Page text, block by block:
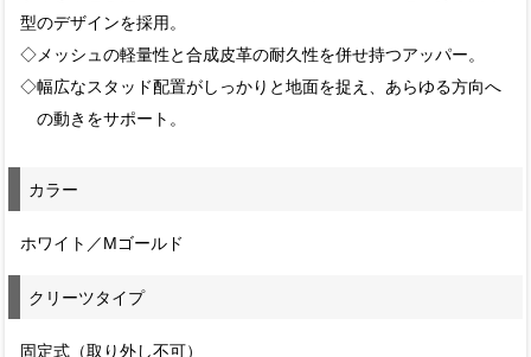
型のデザインを採用。
◇メッシュの軽量性と合成皮革の耐久性を併せ持つアッパー。
◇幅広なスタッド配置がしっかりと地面を捉え、あらゆる方向へ
の動きをサポート。
カラー
ホワイト／Mゴールド
クリーツタイプ
固定式（取り外し不可）